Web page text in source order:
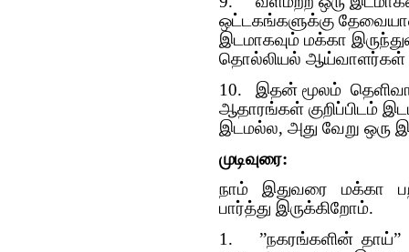
ஒட்டகங்களுக்கு
இடமாகவும் மக்கா
தொல்லியல் ஆய்வாளர்கள்
10.
இதன் மூலம்
ஆதாரங்கள் குறிப்பிடம்
இடமல்ல, அது வேறு ஒரு
முடிவுரை:
நாம் இதுவரை மக்கா
பார்த்து இருக்கிறோம்.
1.
”நகரங்களின் தாய்”